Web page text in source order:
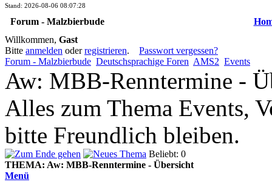
Stand: 2026-08-06 08:07:28
Forum - Malzbierbude
Willkommen, Gast
Bitte anmelden oderregistrieren. Passwort vergessen?
Forum - Malzbierbude Deutschsprachige Foren AMS2 Events
Aw: MBB-Renntermine -
Alles zum Thema Events,
bitte Freundlich bleiben.
Beliebt: 0
THEMA: Aw: MBB-Renntermine - Übersicht
Menü